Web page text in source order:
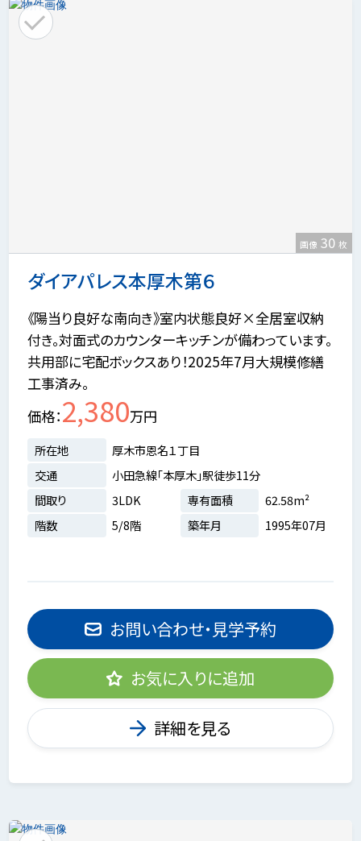
ダイアパレス本厚木第６
画像 30 枚
《陽当り良好な南向き》室内状態良好×全居室収納
付き。対面式のカウンターキッチンが備わっています。
共用部に宅配ボックスあり！2025年7月大規模修繕
工事済み。
価格 2,380万円
所在地
厚木市恩名１丁目
交通
小田急線「本厚木」駅徒歩11分
間取り
3LDK 専有面積
62.58m²
階数
5/8階 築年月 1995年07月
お問い合わせ・見学予約
お気に入りに追加
詳細を見る